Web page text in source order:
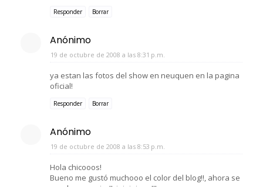
Responder Borrar
Anónimo
19 de octubre de 2008 a las 8:31 p.m.
ya estan las fotos del show en neuquen en la pagina
oficial!
Responder Borrar
Anónimo
19 de octubre de 2008 a las 8:53 p.m.
Hola chicooos!
Bueno me gustó muchooo el color del blog!!, ahora se